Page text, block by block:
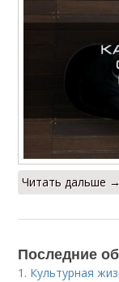
Читать дальше →
Последние
1. Культурная